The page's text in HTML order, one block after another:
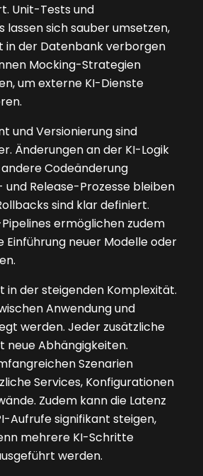
Unit-Tests und
sich sauber umsetzen,
in der Datenbank verborgen
Mocking-Strategien
um externe KI-Dienste
und Versionierung sind
Änderungen an der KI-Logik
Codeänderung
und Release-Prozesse bleiben
sind klar definiert.
ermöglichen zudem
neuer Modelle oder
in der steigenden Komplexität.
Anwendung und
werden. Jeder zusätzliche
neue Abhängigkeiten.
Szenarien
Services, Konfigurationen
Zudem kann die Latenz
Aufrufe signifikant steigen,
mehrere KI-Schritte
werden.